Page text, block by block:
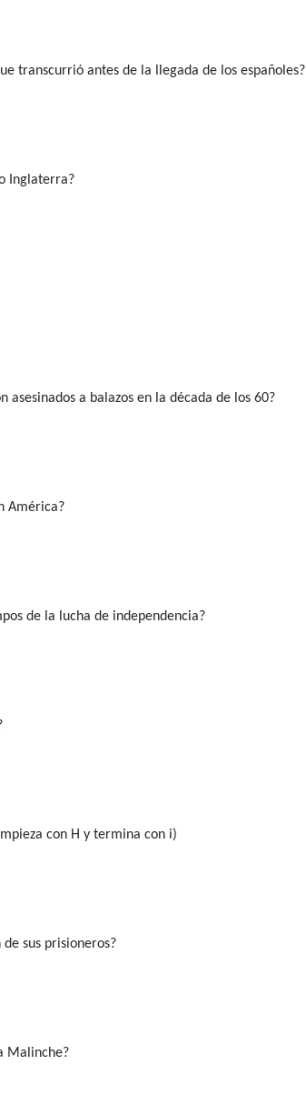
transcurrió antes de la llegada de los españoles?
Inglaterra?
a balazos en la década de los 60?
América?
de la lucha de independencia?
con H y termina con i)
sus prisioneros?
Malinche?